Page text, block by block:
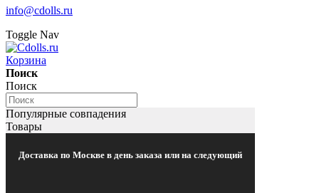
info@cdolls.ru
Toggle Nav
Корзина
Поиск
Поиск
Популярные совпадения
Товары
Доставка по Москве в день заказа или на следующий